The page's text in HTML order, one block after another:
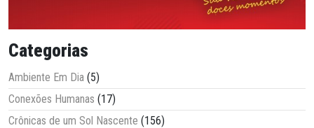
Categorias
Ambiente Em Dia (5)
Conexões Humanas (17)
Crônicas de um Sol Nascente (156)